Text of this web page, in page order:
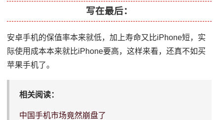
写在最后：
安卓手机的保值率本来就低，加上寿命又比iPhone短，实
际使用成本本来就比iPhone要高，这样来看，还真不如买
苹果手机了。
相关阅读：
中国手机市场竟然崩盘了